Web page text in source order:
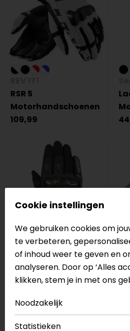
RSR 5
Motorhandschoenen
109,99
Bering
Raid
Motorhandschoenen
op=op
Cookie instellingen
We gebruiken cookies om
te verbeteren,
of inhoud weer te geven en
analyseren. Door op ‘Alles
klikken, stem je in met ons
Noodzakelijk
Statistieken